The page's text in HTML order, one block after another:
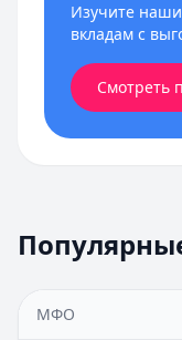
Изучите
вкладам с
Смотреть
МФО